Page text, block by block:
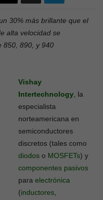
30% más brillante que el
alta velocidad se
850, 890, y 940
Vishay
Intertechnology , la
especialista
norteamericana en
semiconductores
discretos (tales como
diodos o MOSFETs) y
componentes pasivos
para electrónica
(inductores